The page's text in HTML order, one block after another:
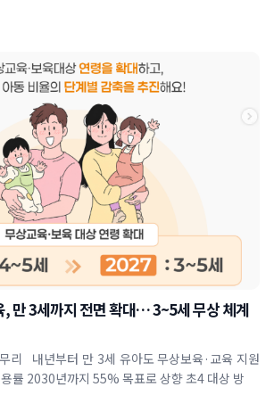
, 만 3세까지 전면 확대… 3~5세 무상 체계
리 내년부터 만 3세 유아도 무상보육·교육 지원
률 2030년까지 55% 목표로 상향 초4 대상 방